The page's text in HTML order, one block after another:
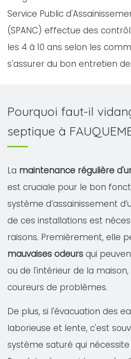
Service Public
(SPANC) effectue des
les 4 à 10 ans selon les
s'assurer du bon entretien
Pourquoi faut-il
septique à
La maintenance régulière
est cruciale pour le bon
système d’assainissement
de ces installations est
raisons. Premièrement, elle
mauvaises odeurs qui
ou de l'intérieur de la
coureurs de problèmes.
De plus, si l'évacuation des
laborieuse et lente, c'est
système saturé qui